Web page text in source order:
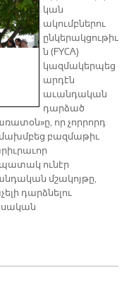
կան
ակումբներու
ընկերակցութիւ
ն (FYCA)
կազմակերպեց
արդէն
աւանդական
դարձած
որ չորրորդ
բազմաթիւ
ունէր
մշակոյթը,
դարձնելու